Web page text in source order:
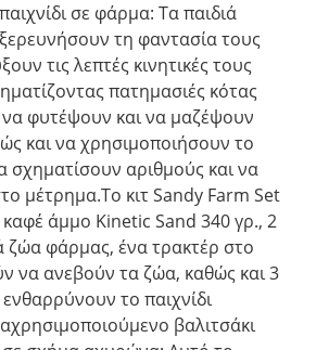
σε φάρμα: Τα παιδιά
τη φαντασία τους
τις λεπτές κινητικές τους
πατημασιές κότας
να φυτέψουν και να μαζέψουν
και να χρησιμοποιήσουν το
σχηματίσουν αριθμούς και να
μέτρημα.Το κιτ Sandy Farm Set
καφέ άμμο Kinetic Sand 340 γρ., 2
ζώα φάρμας, ένα τρακτέρ στο
να ανεβούν τα ζώα, καθώς και 3
το παιχνίδι
βαλιτσάκι